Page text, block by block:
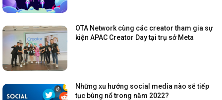
OTA Network cùng các creator tham gia sự
kiện APAC Creator Day tại trụ sở Meta
Những xu hướng social media nào sẽ tiếp
tục bùng nổ trong năm 2022?